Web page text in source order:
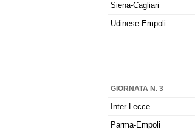
Siena-Cagliari
Udinese-Empoli
GIORNATA N. 3
Inter-Lecce
Parma-Empoli